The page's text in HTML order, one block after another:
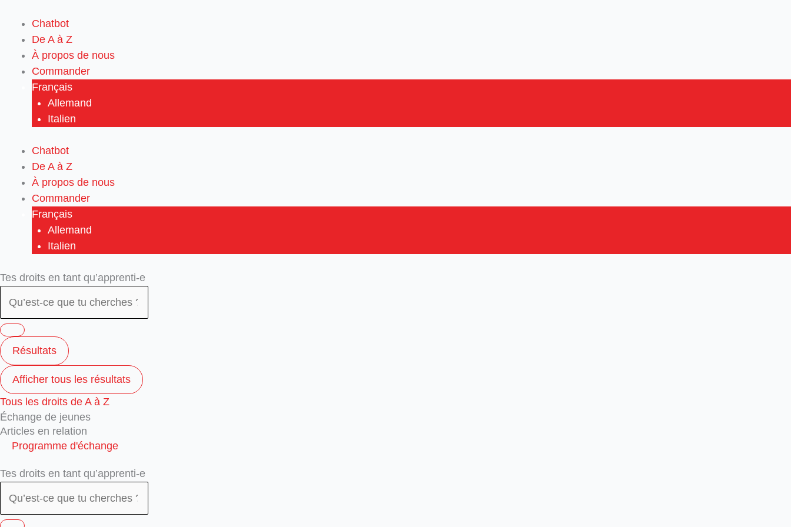
contenu
Chatbot
De A à Z
À propos de nous
Commander
Français
Allemand
Italien
Chatbot
De A à Z
À propos de nous
Commander
Français
Allemand
Italien
Tes droits en tant qu’apprenti-e
Search
Résultats
Afficher tous les résultats
Tous les droits de A à Z
Échange de jeunes
Articles en relation
Programme d'échange
Tes droits en tant qu’apprenti-e
Search